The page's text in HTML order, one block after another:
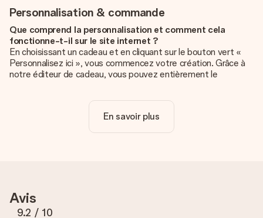
Personnalisation & commande
Que comprend la personnalisation et comment cela
fonctionne-t-il sur le site internet ?
En choisissant un cadeau et en cliquant sur le bouton vert «
Personnalisez ici », vous commencez votre création. Grâce à
notre éditeur de cadeau, vous pouvez entièrement le
unique pour ajouter une touche finale à votre cadeau.
La personnalisation est-elle comprise dans le prix ?
ton cadeau. C'est pourquoi il est important d'utiliser des
photos de haute qualité. Si tu n'es pas sûr de la qualité de ton
En savoir plus
Avis
9.2 / 10